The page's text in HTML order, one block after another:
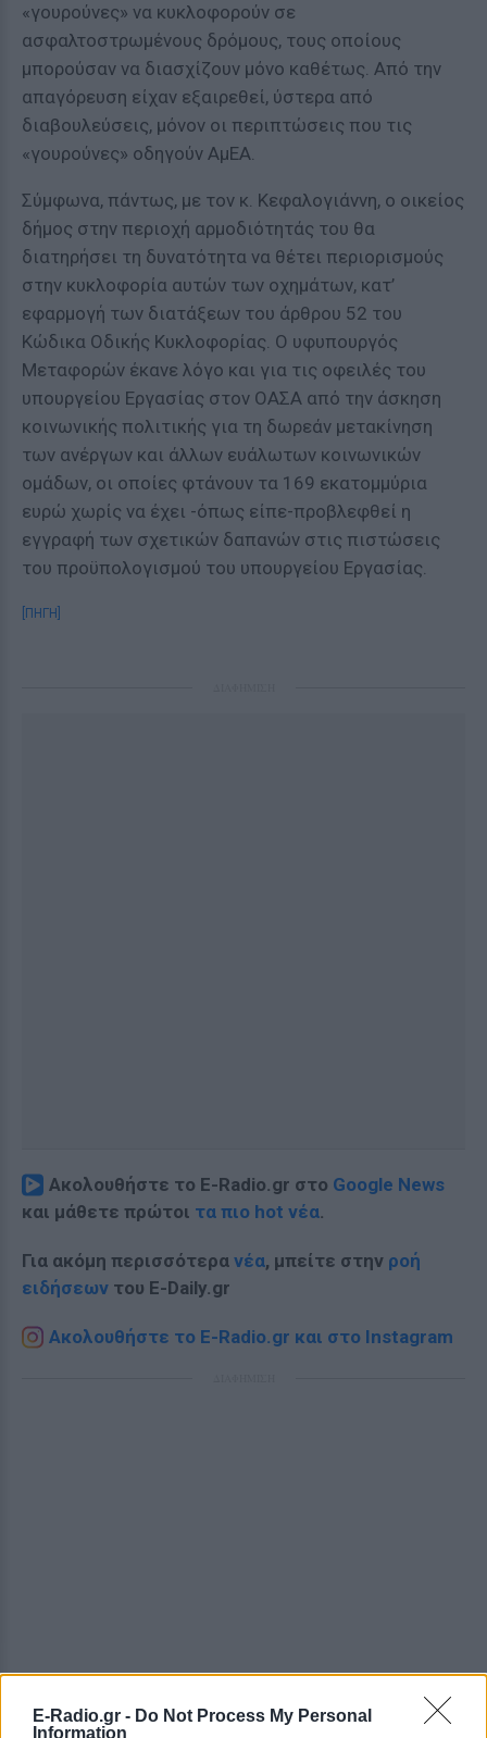
E-Radio.gr - Do Not Process My Personal
Information
«γουρούνες» να κυκλοφορούν σε
ασφαλτοστρωµένους δρόµους, τους οποίους
µπορούσαν να διασχίζουν µόνο καθέτως. Από την
απαγόρευση είχαν εξαιρεθεί, ύστερα από
διαβουλεύσεις, µόνον οι περιπτώσεις που τις
«γουρούνες» οδηγούν ΑµΕΑ.
Σύµφωνα, πάντως, µε τον κ. Κεφαλογιάννη, ο οικείος
δήµος στην περιοχή αρµοδιότητάς του θα
διατηρήσει τη δυνατότητα να θέτει περιορισµούς
στην κυκλοφορία αυτών των οχηµάτων, κατ’
εφαρµογή των διατάξεων του άρθρου 52 του
Κώδικα Οδικής Κυκλοφορίας. Ο υφυπουργός
Μεταφορών έκανε λόγο και για τις οφειλές του
υπουργείου Εργασίας στον ΟΑΣΑ από την άσκηση
κοινωνικής πολιτικής για τη δωρεάν µετακίνηση
των ανέργων και άλλων ευάλωτων κοινωνικών
οµάδων, οι οποίες φτάνουν τα 169 εκατοµµύρια
ευρώ χωρίς να έχει -όπως είπε-προβλεφθεί η
εγγραφή των σχετικών δαπανών στις πιστώσεις
του προϋπολογισµού του υπουργείου Εργασίας.
[ΠΗΓΗ]
Ακολουθήστε το E-Radio.gr στο Google News
και μάθετε πρώτοι τα πιο hot νέα.
Για ακόμη περισσότερα νέα, μπείτε στην ροή
ειδήσεων του E-Daily.gr
Ακολουθήστε το E-Radio.gr και στο Instagram